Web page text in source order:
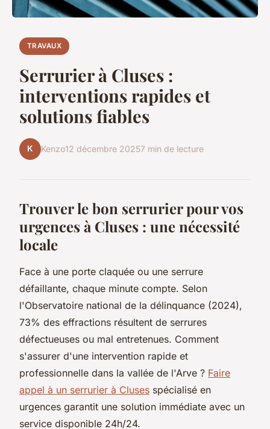
TRAVAUX
Serrurier à Cluses :
interventions rapides et
solutions fiables
K Kenzo12 décembre 20257 min de lecture
Trouver le bon serrurier pour vos
urgences à Cluses : une nécessité
locale
Face à une porte claquée ou une serrure
défaillante, chaque minute compte. Selon
l'Observatoire national de la délinquance (2024),
73% des effractions résultent de serrures
défectueuses ou mal entretenues. Comment
s'assurer d'une intervention rapide et
professionnelle dans la vallée de l'Arve ? Faire
appel à un serrurier à Cluses spécialisé en
urgences garantit une solution immédiate avec un
service disponible 24h/24.